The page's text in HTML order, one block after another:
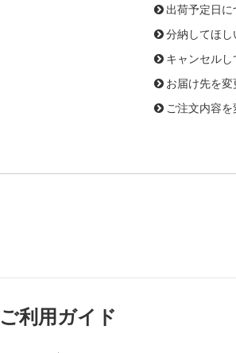
出荷予定日に
分納してほし
キャンセルし
お届け先を
ご注文内容
ご利用ガイド